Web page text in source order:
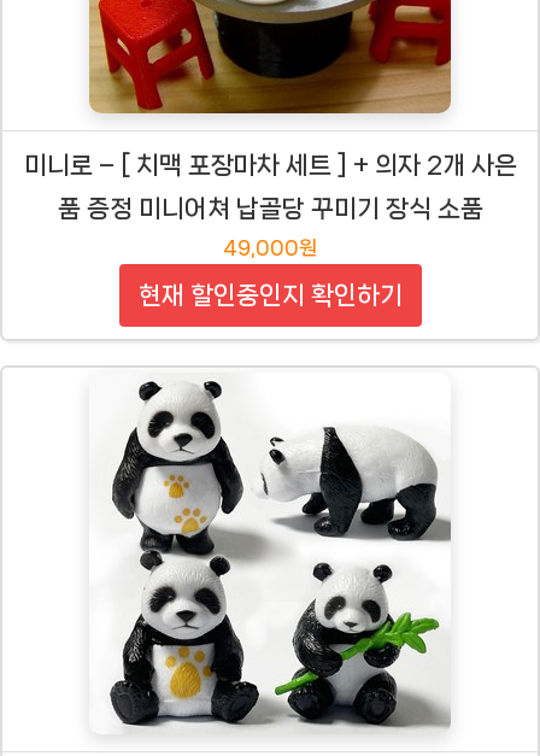
미니로 – [ 치맥 포장마차 세트 ] + 의자 2개 사은
품 증정 미니어쳐 납골당 꾸미기 장식 소품
49,000원
현재 할인중인지 확인하기